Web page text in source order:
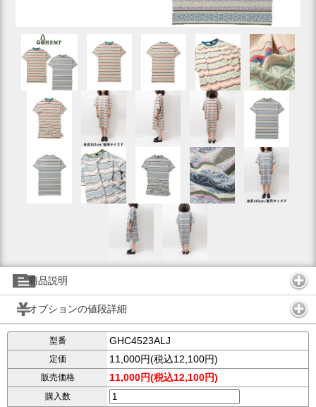
商品説明
オプションの値段詳細
型番 GHC4523ALJ
定価 11,000円(税込12,100円)
販売価格 11,000円(税込12,100円)
購入数